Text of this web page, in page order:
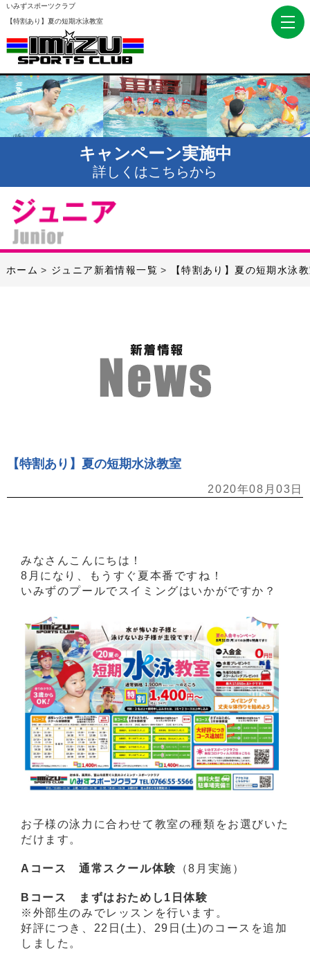
いみずスポーツクラブ
【特割あり】夏の短期水泳教室
キャンペーン実施中
詳しくはこちらから
ホーム ジュニア新着情報一覧 【特割あり】夏の短期水泳
【特割あり】夏の短期水泳教室
2020年08月03日
みなさんこんにちは！
8月になり、もうすぐ夏本番ですね！
いみずのプールでスイミングはいかがですか？
お子様の泳力に合わせて教室の種類をお選びいた
だけます。
Aコース 通常スクール体験 （8月実施）
Bコース まずはおためし1日体験
※外部生のみでレッスンを行います。
好評につき、22日(土)、29日(土)のコースを追加
しました。